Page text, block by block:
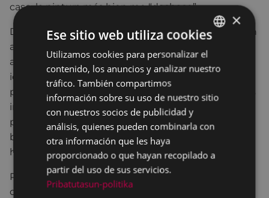
caso, la pintura más bien me “deshace”.
De esta forma, a la hora de relacionar mi pintura con
algo la relacionaría con dos cosas que tienen ese
algo de flujo vital del acto pictórico con el que me
identifico. Con las sensaciones en general y la
pasión en particular, con toda esa gama de sucesos
irracionales que ocurren, a veces, en el acto
pictórico, con esa especie de lógica paradójica
basada en analogías y contradicciones de la que
hablan algunos autores.
Por un lado, entonces las sensaciones. Pinto, como
otros muchos pintores/as, sensaciones y pinto con
BASQUE
SPANISH
×
Ese sitio web utiliza cookies
Utilizamos cookies para personalizar el
contenido, los anuncios y analizar nuestro
tráfico. También compartimos
información sobre su uso de nuestro sitio
con nuestros socios de publicidad y
análisis, quienes pueden combinarla con
otra información que les haya
proporcionado o que hayan recopilado a
partir del uso de sus servicios.
Pribatutasun-politika